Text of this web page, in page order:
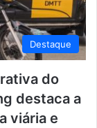
Destaque
do
destaca a
viária e